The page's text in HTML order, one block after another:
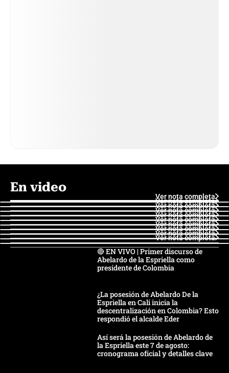
En video
Ver nota completa
Ver nota completa
Ver nota completa
Ver nota completa
Ver nota completa
Ver nota completa
Ver nota completa
Ver nota completa
Ver nota completa
Ver nota completa
🔴 EN VIVO | Primer discurso de
Abelardo de la Espriella como
presidente de Colombia
¿La posesión de Abelardo De la
Espriella en Cali inicia la
descentralización en Colombia? Esto
respondió el alcalde Eder
Así será la posesión de Abelardo de
la Espriella este 7 de agosto:
cronograma oficial y detalles clave